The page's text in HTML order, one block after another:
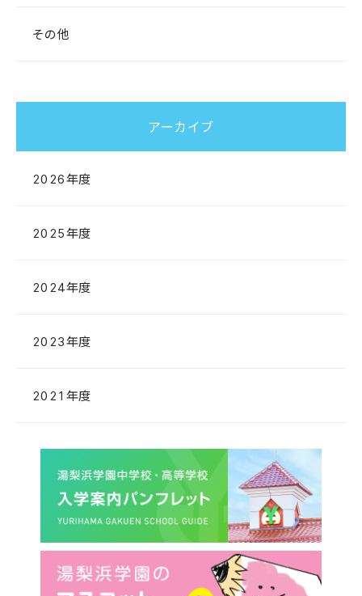
その他
アーカイブ
2026年度
2025年度
2024年度
2023年度
2021年度